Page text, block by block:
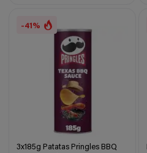
-41%
3x185g Patatas Pringles BBQ